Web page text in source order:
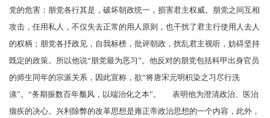
党的危害：朋党各行其是，破坏朝政统一，损害君主权威。朋党之间互相
攻击，任用私人，不仅失去正常的用人原则，也干扰了君主行使用人去人
的权柄 ；朋党各抒政见，自我标榜，批评朝政，扰乱君主视听，妨碍坚持
既定的政策。所以他说“朋党最为恶习”。他反对的朋党包括科甲出身官员
的师生同年的宗派关系，因此宣称，欲“将唐宋元明积染之习尽行洗
涤”。“务期振数百年颓风，以端治化之本”。
表明他为澄清政治、医治
痼疾的决心。 兴利除弊的改革思想是雍正帝政治思想的一个内容，此外，